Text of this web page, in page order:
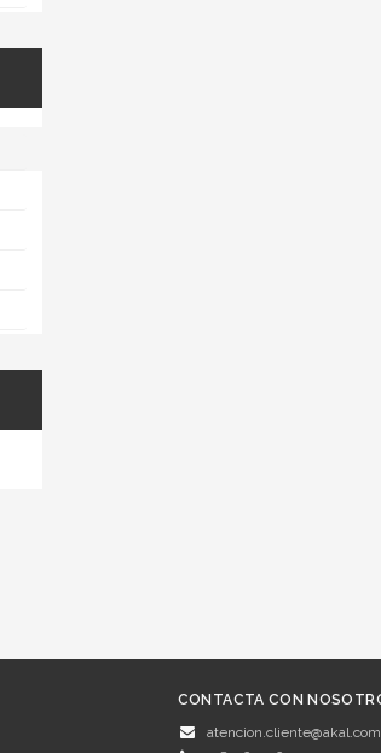
CONTACTA CON
atencion.cliente@akal.com